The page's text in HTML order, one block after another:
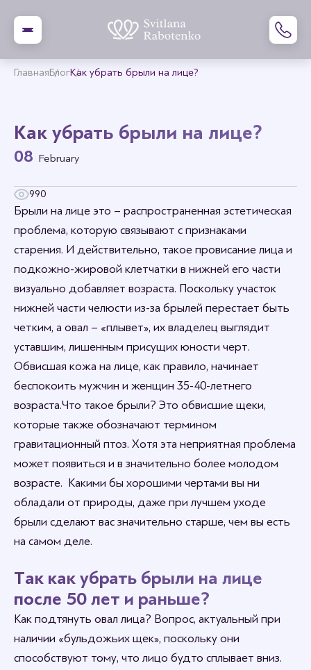
ГлавнаяБлогКак убрать брыли на лице?
Как убрать брыли на лице?
08 February
990
Брыли на лице это – распространенная эстетическая
проблема, которую связывают с признаками
старения. И действительно, такое провисание лица и
подкожно-жировой клетчатки в нижней его части
визуально добавляет возраста. Поскольку участок
нижней части челюсти из-за брылей перестает быть
четким, а овал – «плывет», их владелец выглядит
уставшим, лишенным присущих юности черт.
Обвисшая кожа на лице, как правило, начинает
беспокоить мужчин и женщин 35-40-летнего
возраста. Что такое брыли? Это обвисшие щеки,
которые также обозначают термином
гравитационный птоз. Хотя эта неприятная проблема
может появиться и в значительно более молодом
возрасте. Какими бы хорошими чертами вы ни
обладали от природы, даже при лучшем уходе
брыли сделают вас значительно старше, чем вы есть
на самом деле.
Так как убрать брыли на лице
после 50 лет и раньше?
Как подтянуть овал лица? Вопрос, актуальный при
наличии «бульдожьих щек», поскольку они
способствуют тому, что лицо будто сплывает вниз.